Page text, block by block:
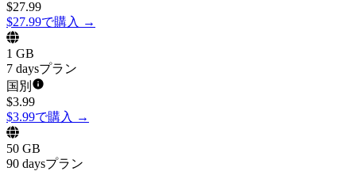
$27.99
$27.99で購入 →
1 GB
7 daysプラン
国別
$3.99
$3.99で購入 →
50 GB
90 daysプラン